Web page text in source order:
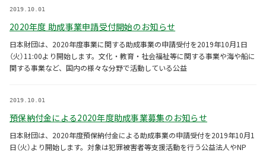
2020年度 助成事業申請受付開始のお知らせ
2019.10.01
日本財団は、2020年度事業に関する助成事業の申請受付を2019年10月1日
（火）11:00より開始します。文化・教育・社会福祉等に関する事業や海や船に
関する事業など、国内の様々な分野で活動している公益
預保納付金による2020年度助成事業募集のお知らせ
2019.10.01
日本財団は、2020年度預保納付金による助成事業の申請受付を2019年10月1
日（火）より開始します。対象は犯罪被害者等支援活動を行う公益法人やNP